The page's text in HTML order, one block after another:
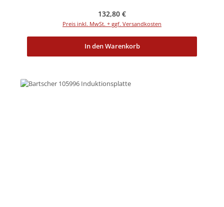
Regulärer Preis:
132,80 €
Preis inkl. MwSt. + ggf. Versandkosten
In den Warenkorb